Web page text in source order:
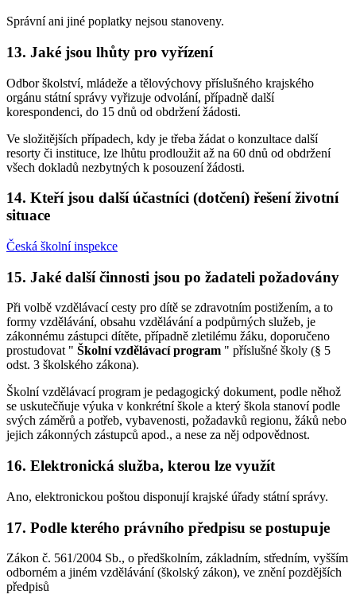
Správní ani jiné poplatky nejsou stanoveny.
13. Jaké jsou lhůty pro vyřízení
Odbor školství, mládeže a tělovýchovy příslušného krajského
orgánu státní správy vyřizuje odvolání, případně další
korespondenci, do 15 dnů od obdržení žádosti.
Ve složitějších případech, kdy je třeba žádat o konzultace další
resorty či instituce, lze lhůtu prodloužit až na 60 dnů od obdržení
všech dokladů nezbytných k posouzení žádosti.
14. Kteří jsou další účastníci (dotčení) řešení životní
situace
Česká školní inspekce
15. Jaké další činnosti jsou po žadateli požadovány
Při volbě vzdělávací cesty pro dítě se zdravotním postižením, a to
formy vzdělávání, obsahu vzdělávání a podpůrných služeb, je
zákonnému zástupci dítěte, případně zletilému žáku, doporučeno
prostudovat " Školní vzdělávací program " příslušné školy (§ 5
odst. 3 školského zákona).
Školní vzdělávací program je pedagogický dokument, podle něhož
se uskutečňuje výuka v konkrétní škole a který škola stanoví podle
svých záměrů a potřeb, vybavenosti, požadavků regionu, žáků nebo
jejich zákonných zástupců apod., a nese za něj odpovědnost.
16. Elektronická služba, kterou lze využít
Ano, elektronickou poštou disponují krajské úřady státní správy.
17. Podle kterého právního předpisu se postupuje
Zákon č. 561/2004 Sb., o předškolním, základním, středním, vyšším
odborném a jiném vzdělávání (školský zákon), ve znění pozdějších
předpisů